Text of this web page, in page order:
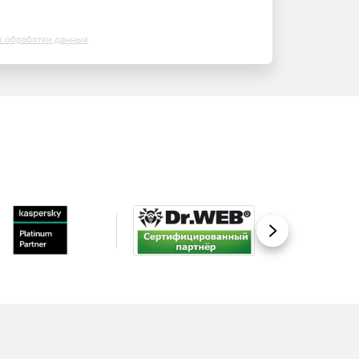
обработки данных
Вперед